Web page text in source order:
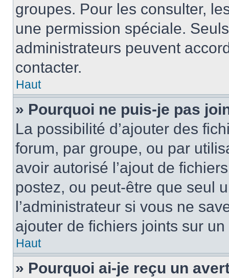
groupes. Pour les consulter,
une permission spéciale.
administrateurs peuvent
contacter.
Haut
» Pourquoi ne puis-je pas
La possibilité d’ajouter des
forum, par groupe, ou par
avoir autorisé l’ajout de
postez, ou peut-être que seul
l’administrateur si vous ne
ajouter de fichiers joints sur un
Haut
» Pourquoi ai-je reçu un